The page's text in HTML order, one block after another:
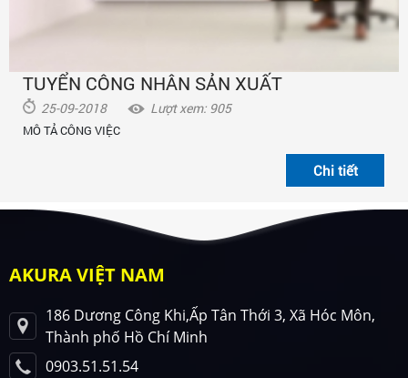
TUYỂN CÔNG NHÂN SẢN XUẤT
25-09-2018 Lượt xem: 905
MÔ TẢ CÔNG VIỆC
AKURA VIỆT NAM
186 Dương Công Khi,Ấp Tân Thới 3, Xã Hóc Môn,
Thành phố Hồ Chí Minh
0903.51.51.54